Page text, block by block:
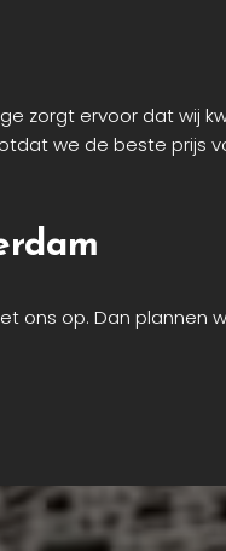
zorgt ervoor dat wij
we de beste prijs
ons op. Dan plannen